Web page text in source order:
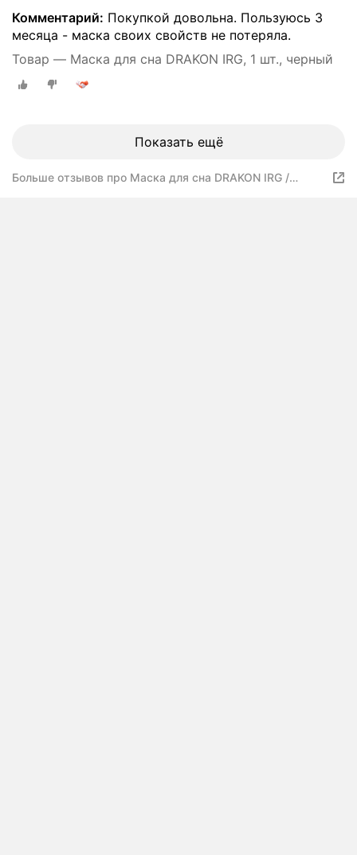
Комментарий: Покупкой довольна. Пользуюсь 3
месяца - маска своих свойств не потеряла.
Товар — Маска для сна DRAKON IRG, 1 шт., черный
Показать ещё
Больше отзывов про Маска для сна DRAKON IRG /